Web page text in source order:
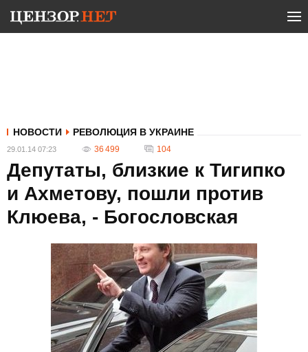
НОВОСТИ РЕВОЛЮЦИЯ В УКРАИНЕ
29.01.14 07:23 36 499 104
Депутаты, близкие к Тигипко
и Ахметову, пошли против
Клюева, - Богословская